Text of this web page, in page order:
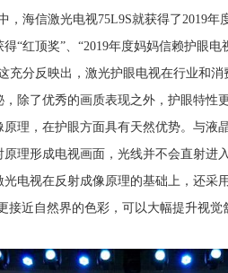
，海信激光电视75L9S就获得了2019年
“红顶奖”、“2019年度妈妈信赖护眼电
充分反映出，激光护眼电视在行业和
，除了优秀的画质表现之外，护眼特性
，在护眼方面具有天然优势。与液
理形成电视画面，光线并不会直射进
电视在反射成像原理的基础上，还采
接近自然界的色彩，可以大幅提升视觉